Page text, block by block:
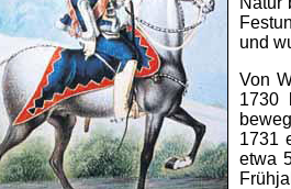
und
Von
1730
1731
etwa